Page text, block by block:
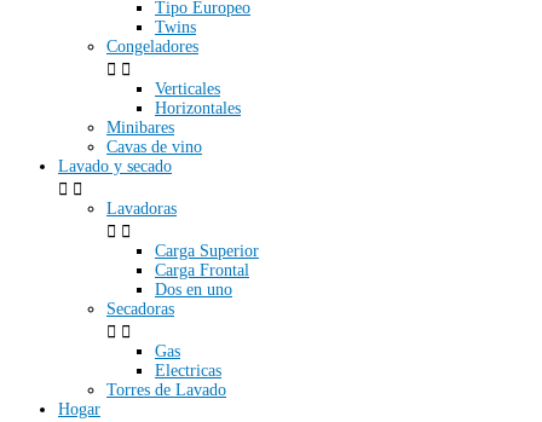
Tipo Europeo
Twins
Congeladores
 
Verticales
Horizontales
Minibares
Cavas de vino
Lavado y secado
 
Lavadoras
 
Carga Superior
Carga Frontal
Dos en uno
Secadoras
 
Gas
Electricas
Torres de Lavado
Hogar